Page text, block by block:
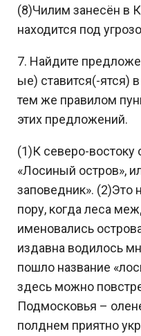
(8)Чилим занесён в
находится под
7. Найдите
ые) ставится(-ятся)
тем же правилом
этих предложений.
(1)К северо-востоку
«Лосиный остров»,
заповедник». (2)Это
пору, когда леса
именовались
издавна водилось
пошло название
здесь можно
Подмосковья –
полднем приятно